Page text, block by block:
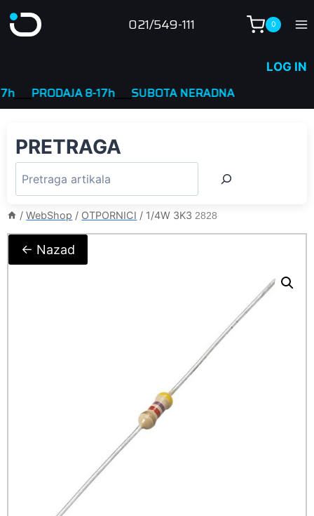
to
021/549-111 0
LOG IN
PRODAJA 8-17h____SUBOTA NERADNA
PRETRAGA
/ WebShop / OTPORNICI / 1/4W 3K3 2828
← Nazad